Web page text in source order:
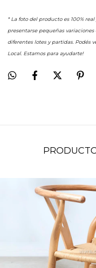
* La foto del producto es 100%
presentarse pequeñas
diferentes lotes y partidas. Podés
Local. Estamos para ayudarte!